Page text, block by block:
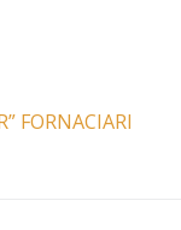
FORNACIARI